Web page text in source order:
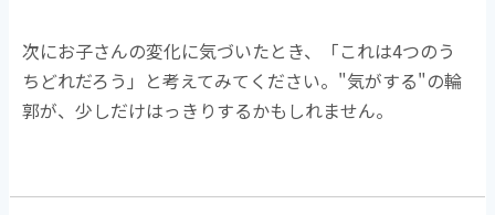
次にお子さんの変化に気づいたとき、「これは4つのう
ちどれだろう」と考えてみてください。"気がする"の輪
郭が、少しだけはっきりするかもしれません。